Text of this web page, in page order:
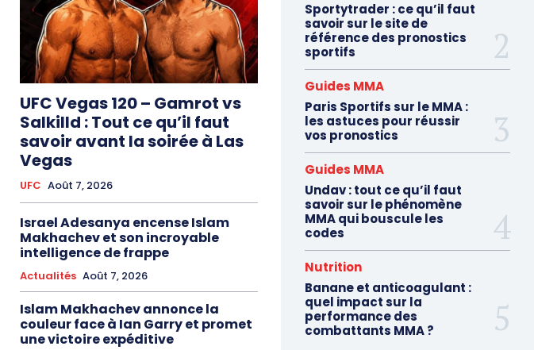
UFC Vegas 120 – Gamrot vs
Salkilld : Tout ce qu’il faut
savoir avant la soirée à Las
Vegas
UFC Août 7, 2026
Israel Adesanya encense Islam
Makhachev et son incroyable
intelligence de frappe
Actualités Août 7, 2026
Islam Makhachev annonce la
couleur face à Ian Garry et promet
une victoire expéditive
Sportytrader : ce qu’il faut
savoir sur le site de
référence des pronostics
sportifs
Guides MMA
Paris Sportifs sur le MMA :
les astuces pour réussir
vos pronostics
Guides MMA
Undav : tout ce qu’il faut
savoir sur le phénomène
MMA qui bouscule les
codes
Nutrition
Banane et anticoagulant :
quel impact sur la
performance des
combattants MMA ?